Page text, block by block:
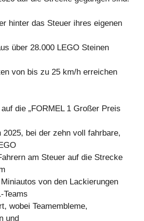
hinter das Steuer ihres eigenen
über 28.000 LEGO Steinen
von bis zu 25 km/h erreichen
die „FORMEL 1 Großer Preis
2025, bei der zehn voll fahrbare,
am Steuer auf die Strecke
von den Lackierungen
Teams
wobei Teamembleme,
und